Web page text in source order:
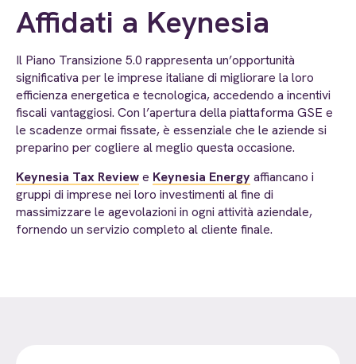
Affidati a Keynesia
Il Piano Transizione 5.0 rappresenta un’opportunità
significativa per le imprese italiane di migliorare la loro
efficienza energetica e tecnologica, accedendo a incentivi
fiscali vantaggiosi. Con l’apertura della piattaforma GSE e
le scadenze ormai fissate, è essenziale che le aziende si
preparino per cogliere al meglio questa occasione.
Keynesia Tax Reviewe Keynesia Energyaffiancano i
gruppi di imprese nei loro investimenti al fine di
massimizzare le agevolazioni in ogni attività aziendale,
fornendo un servizio completo al cliente finale.